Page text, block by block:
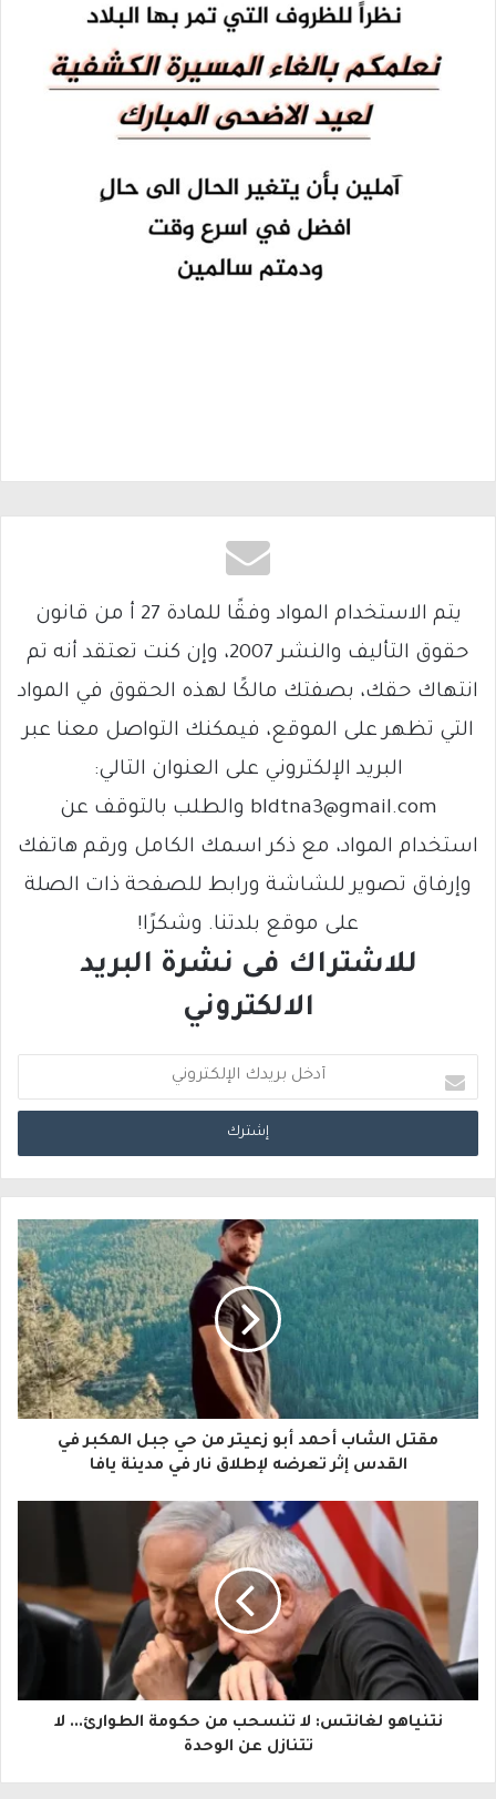
يتم الاستخدام المواد وفقًا للمادة 27 أ من قانون
حقوق التأليف والنشر 2007، وإن كنت تعتقد أنه تم
انتهاك حقك، بصفتك مالكًا لهذه الحقوق في المواد
التي تظهر على الموقع، فيمكنك التواصل معنا عبر
البريد الإلكتروني على العنوان التالي:
bldtna3@gmail.com والطلب بالتوقف عن
استخدام المواد، مع ذكر اسمك الكامل ورقم هاتفك
وإرفاق تصوير للشاشة ورابط للصفحة ذات الصلة
على موقع بلدتنا. وشكرًا!
للاشتراك فى نشرة البريد
الالكتروني
د
خ
ب
ر
ي
د
ك
ا
إ
ك
ر
مقتل الشاب أحمد أبو زعيتر من حي جبل المكبر في
القدس إثر تعرضه لإطلاق نار في مدينة يافا
نتنياهو لغانتس: لا تنسحب من حكومة الطوارئ... لا
تتنازل عن الوحدة